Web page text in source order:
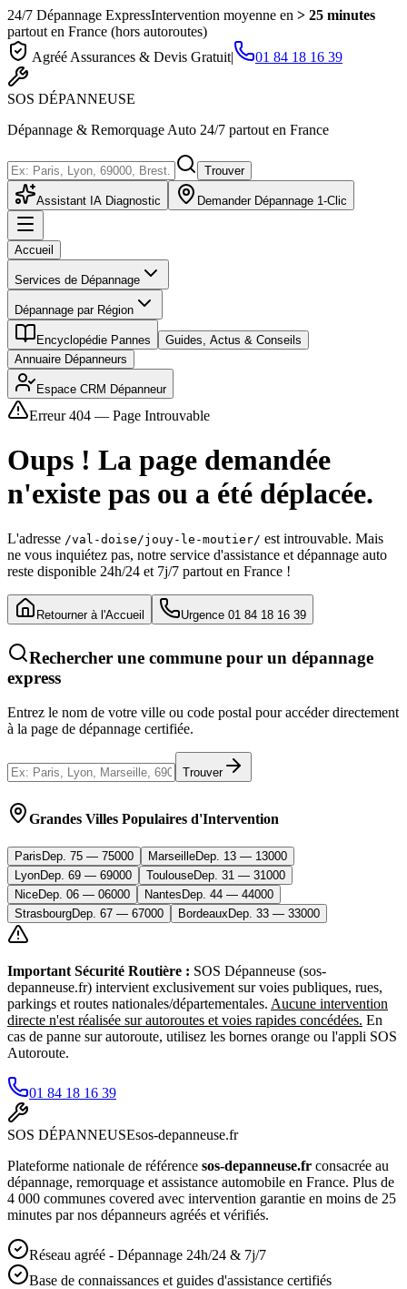
24/7 Dépannage ExpressIntervention moyenne en > 25 minutes
partout en France (hors autoroutes)
Agréé Assurances & Devis Gratuit| 01 84 18 16 39
SOS DÉPANNEUSE
Dépannage & Remorquage Auto 24/7 partout en France
Trouver
Assistant IA Diagnostic Demander Dépannage 1-Clic
Accueil
Services de Dépannage
Dépannage par Région
Encyclopédie Pannes
Guides, Actus & Conseils
Annuaire Dépanneurs
Espace CRM Dépanneur
Erreur 404 — Page Introuvable
Oups ! La page demandée
n'existe pas ou a été déplacée.
L'adresse /val-doise/jouy-le-moutier/ est introuvable. Mais
ne vous inquiétez pas, notre service d'assistance et dépannage auto
reste disponible 24h/24 et 7j/7 partout en France !
Retourner à l'Accueil Urgence 01 84 18 16 39
Rechercher une commune pour un dépannage
express
Entrez le nom de votre ville ou code postal pour accéder directement
à la page de dépannage certifiée.
Trouver
Grandes Villes Populaires d'Intervention
Paris Dep. 75 — 75000 MarseilleDep. 13 — 13000
LyonDep. 69 — 69000 ToulouseDep. 31 — 31000
NiceDep. 06 — 06000 Nantes Dep. 44 — 44000
StrasbourgDep. 67 — 67000 Bordeaux Dep. 33 — 33000
Important Sécurité Routière : SOS Dépanneuse (sos-
depanneuse.fr) intervient exclusivement sur voies publiques, rues,
parkings et routes nationales/départementales. Aucune intervention
directe n'est réalisée sur autoroutes et voies rapides concédées. En
cas de panne sur autoroute, utilisez les bornes orange ou l'appli SOS
Autoroute.
01 84 18 16 39
SOS DÉPANNEUSEsos-depanneuse.fr
Plateforme nationale de référence sos-depanneuse.fr consacrée au
dépannage, remorquage et assistance automobile en France. Plus de
4 000 communes covered avec intervention garantie en moins de 25
minutes par nos dépanneurs agréés et vérifiés.
Réseau agréé - Dépannage 24h/24 & 7j/7
Base de connaissances et guides d'assistance certifiés